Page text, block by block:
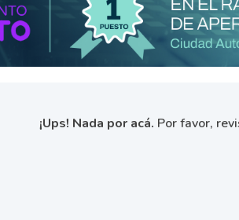
¡Ups! Nada por acá. Por favor,